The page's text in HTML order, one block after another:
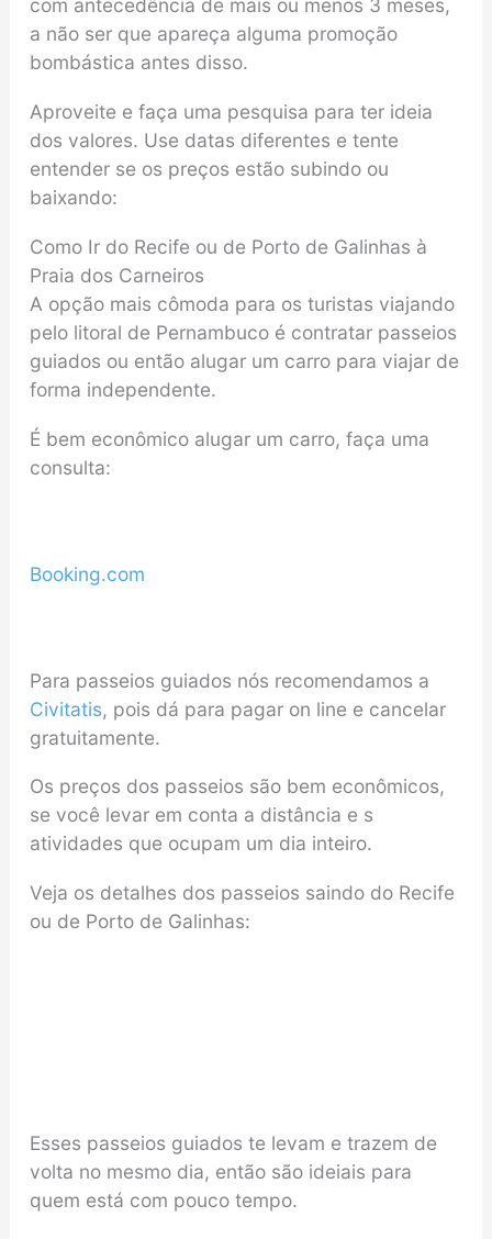
com antecedência de mais ou menos 3 meses,
a não ser que apareça alguma promoção
bombástica antes disso.
Aproveite e faça uma pesquisa para ter ideia
dos valores. Use datas diferentes e tente
entender se os preços estão subindo ou
baixando:
Como Ir do Recife ou de Porto de Galinhas à
Praia dos Carneiros
A opção mais cômoda para os turistas viajando
pelo litoral de Pernambuco é contratar passeios
guiados ou então alugar um carro para viajar de
forma independente.
É bem econômico alugar um carro, faça uma
consulta:
Booking.com
Para passeios guiados nós recomendamos a
Civitatis, pois dá para pagar on line e cancelar
gratuitamente.
Os preços dos passeios são bem econômicos,
se você levar em conta a distância e s
atividades que ocupam um dia inteiro.
Veja os detalhes dos passeios saindo do Recife
ou de Porto de Galinhas:
Esses passeios guiados te levam e trazem de
volta no mesmo dia, então são ideiais para
quem está com pouco tempo.